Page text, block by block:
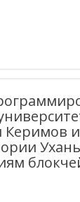
Керимов